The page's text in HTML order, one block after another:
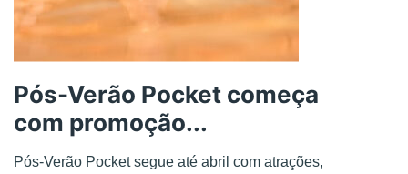
Pós-Verão Pocket começa
com promoção...
Pós-Verão Pocket segue até abril com atrações,